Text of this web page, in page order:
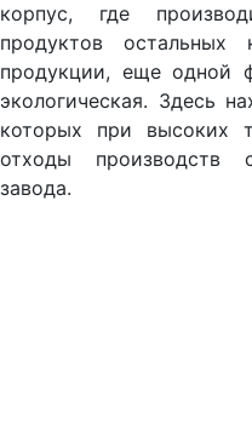
корпус, где
продуктов остальных
продукции, еще одной
экологическая. Здесь
которых при высоких
отходы производств
завода.